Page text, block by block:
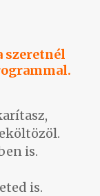
szeretnél
is.
is.